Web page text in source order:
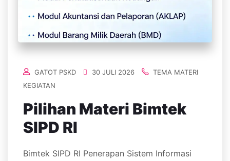
GATOT PSKD 30 JULI 2026
TEMA MATERI
KEGIATAN
Pilihan Materi Bimtek
SIPD RI
Bimtek SIPD RI Penerapan Sistem Informasi